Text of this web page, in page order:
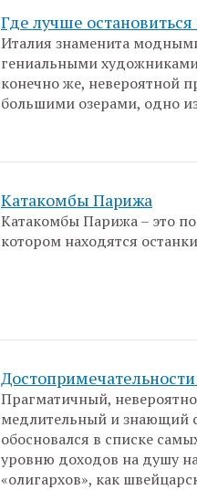
Где лучше
Италия знаменита
гениальными
конечно же, невероятной
большими озерами, одно
Катакомбы Парижа
Катакомбы Парижа – это
котором находятся
Прагматичный,
медлительный и знающий
обосновался в списке
уровню доходов на душу
«олигархов», как